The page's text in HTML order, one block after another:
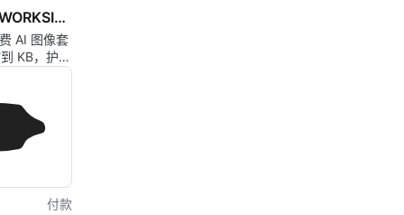
SARALWORKSIMG
AI 图像套
KB，护照
背景和格
付款